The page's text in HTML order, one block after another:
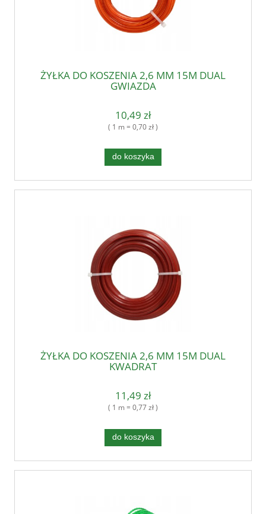
ŻYŁKA DO KOSZENIA 2,6 MM 15M DUAL
GWIAZDA
10,49 zł
( 1 m = 0,70 zł )
do koszyka
ŻYŁKA DO KOSZENIA 2,6 MM 15M DUAL
KWADRAT
11,49 zł
( 1 m = 0,77 zł )
do koszyka